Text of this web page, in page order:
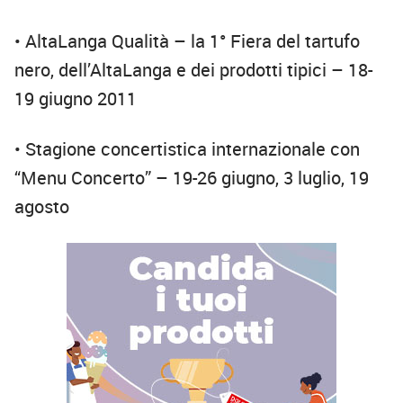
• AltaLanga Qualità – la 1° Fiera del tartufo
nero, dell’AltaLanga e dei prodotti tipici – 18-
19 giugno 2011
• Stagione concertistica internazionale con
“Menu Concerto” – 19-26 giugno, 3 luglio, 19
agosto